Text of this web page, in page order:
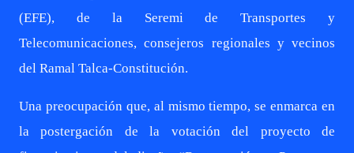
(EFE), de la Seremi de Transportes y
Telecomunicaciones, consejeros regionales y vecinos
del Ramal Talca-Constitución.
Una preocupación que, al mismo tiempo, se enmarca en
la postergación de la votación del proyecto de